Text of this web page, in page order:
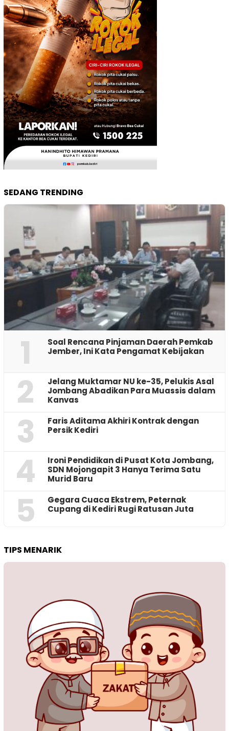
SEDANG TRENDING
1
‎Soal Rencana Pinjaman Daerah Pemkab
Jember, Ini Kata Pengamat Kebijakan ‎
2
Jelang Muktamar NU ke-35, Pelukis Asal
Jombang Abadikan Para Muassis dalam
Kanvas
3
Faris Aditama Akhiri Kontrak dengan
Persik Kediri
4
Ironi Pendidikan di Pusat Kota Jombang,
SDN Mojongapit 3 Hanya Terima Satu
Murid Baru
5
‎Gegara Cuaca Ekstrem, Peternak
Cupang di Kediri Rugi Ratusan Juta
TIPS MENARIK